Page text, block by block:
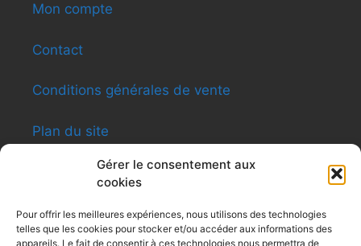
Gérer le consentement aux
cookies
Pour offrir les meilleures expériences, nous utilisons des technologies
telles que les cookies pour stocker et/ou accéder aux informations des
appareils. Le fait de consentir à ces technologies nous permettra de
Mon compte
Contact
Conditions générales de vente
Plan du site
INFORMATIONS
Shen-ti Caldas Formation